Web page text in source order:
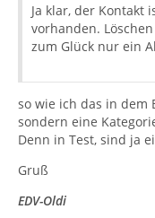
Ja klar, der Kontakt
vorhanden.
zum Glück nur ein
so wie ich das in dem
sondern eine
Denn in Test, sind ja
Gruß
EDV-Oldi